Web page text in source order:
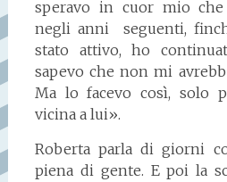
speravo in cuor mio
negli anni seguenti,
stato attivo, ho
sapevo che non mi
Ma lo facevo così, solo
vicina a lui».
Roberta parla di giorni
piena di gente. E poi la